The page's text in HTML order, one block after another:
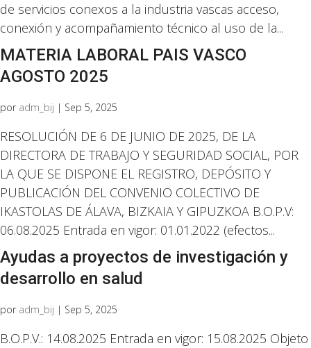
de servicios conexos a la industria vascas acceso,
conexión y acompañamiento técnico al uso de la...
MATERIA LABORAL PAIS VASCO
AGOSTO 2025
por adm_bij | Sep 5, 2025
RESOLUCIÓN DE 6 DE JUNIO DE 2025, DE LA
DIRECTORA DE TRABAJO Y SEGURIDAD SOCIAL, POR
LA QUE SE DISPONE EL REGISTRO, DEPÓSITO Y
PUBLICACIÓN DEL CONVENIO COLECTIVO DE
IKASTOLAS DE ÁLAVA, BIZKAIA Y GIPUZKOA B.O.P.V:
06.08.2025 Entrada en vigor: 01.01.2022 (efectos...
Ayudas a proyectos de investigación y
desarrollo en salud
por adm_bij | Sep 5, 2025
B.O.P.V.: 14.08.2025 Entrada en vigor: 15.08.2025 Objeto